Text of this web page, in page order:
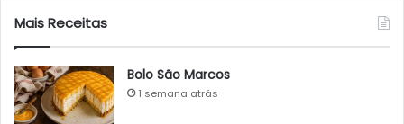
Mais Receitas
Bolo São Marcos
1 semana atrás